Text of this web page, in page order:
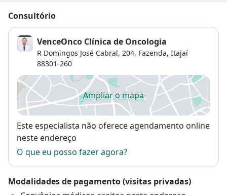
Consultório
VenceOnco Clínica de Oncologia
R Domingos José Cabral, 204, Fazenda, Itajaí
88301-260
Ampliar o mapaabre num novo separador
Disponibilidade
Este especialista não oferece agendamento online
neste endereço
O que eu posso fazer agora?
Modalidades de pagamento (visitas privadas)